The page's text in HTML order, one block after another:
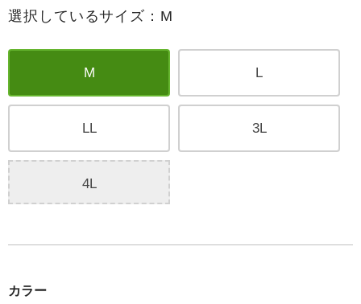
選択しているサイズ：M
M L
LL 3L
4L
カラー